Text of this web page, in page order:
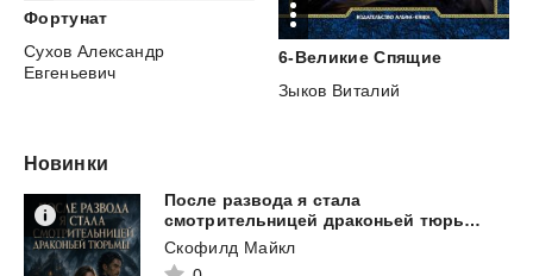
Фортунат
Сухов Александр
Евгеньевич
6-Великие Спящие
Зыков Виталий
Новинки
После развода я стала
смотрительницей драконьей тюрьмы
Скофилд Майкл